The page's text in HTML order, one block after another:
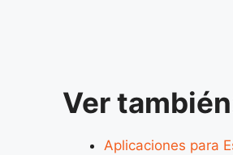
Ver
Aplicaciones para